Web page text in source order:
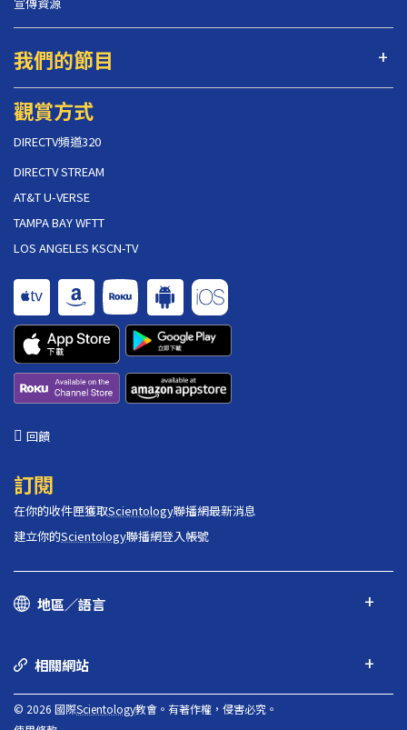
宣傳資源
我們的節目
觀賞方式
DIRECTV頻道320
DIRECTV STREAM
AT&T U-VERSE
TAMPA BAY WFTT
LOS ANGELES KSCN-TV
回饋
訂閱
在你的收件匣獲取Scientology聯播網最新消息
建立你的Scientology聯播網登入帳號
地區／語言
相關網站
© 2026 國際Scientology教會。有著作權，侵害必究。